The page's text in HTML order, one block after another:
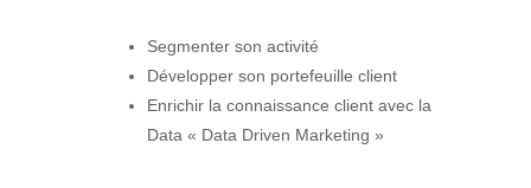
Segmenter son activité
Développer son portefeuille client
Enrichir la connaissance client avec la
Data « Data Driven Marketing »